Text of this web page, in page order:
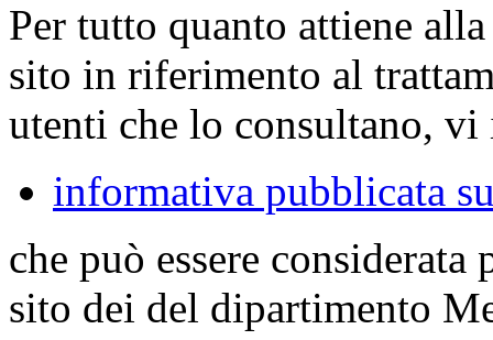
Per tutto quanto attiene
sito in riferimento al
utenti che lo consultano,
informativa pubblicata
che può essere
sito dei del dipartimento